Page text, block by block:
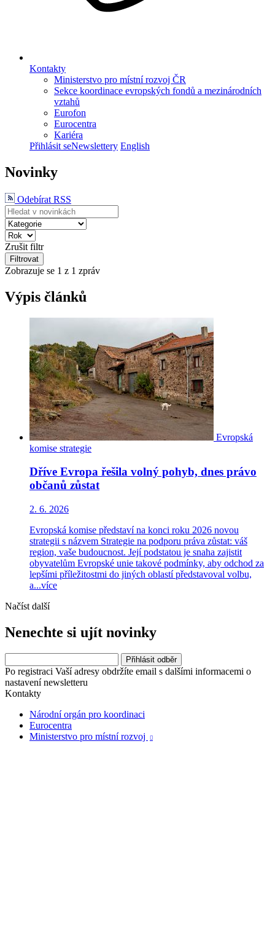
Kontakty
Ministerstvo pro místní rozvoj ČR
Sekce koordinace evropských fondů a mezinárodních
vztahů
Eurofon
Eurocentra
Kariéra
Přihlásit seNewslettery English
Novinky
Odebírat RSS
Zrušit filtr
Filtrovat
Zobrazuje se 1 z 1 zpráv
Výpis článků
Evropská
komise strategie
Dříve Evropa řešila volný pohyb, dnes právo
občanů zůstat
2. 6. 2026
Evropská komise představí na konci roku 2026 novou
strategii s názvem Strategie na podporu práva zůstat: váš
region, vaše budoucnost. Její podstatou je snaha zajistit
obyvatelům Evropské unie takové podmínky, aby odchod za
lepšími příležitostmi do jiných oblastí představoval volbu,
a...více
Načíst další
Nenechte si ujít novinky
Po registraci Vaší adresy obdržíte email s dalšími informacemi o
nastavení newsletteru
Kontakty
Národní orgán pro koordinaci
Eurocentra
Ministerstvo pro místní rozvoj
